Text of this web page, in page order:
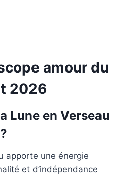
amour du
2026
Lune en Verseau
apporte une énergie
et d’indépendance